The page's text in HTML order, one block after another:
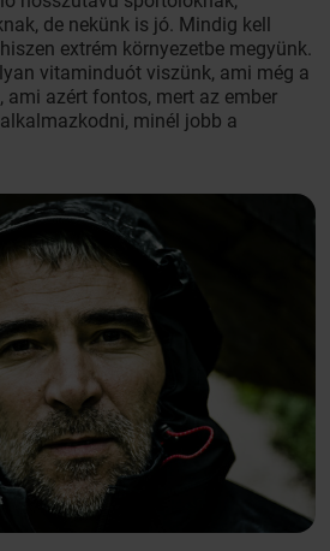
de nekünk is jó. Mindig kell
extrém környezetbe megyünk.
vitaminduót viszünk, ami még a
ami azért fontos, mert az ember
minél jobb a